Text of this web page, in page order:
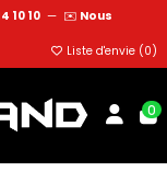
10 10 — ✉️ Nous
Liste d'envie (0)
0